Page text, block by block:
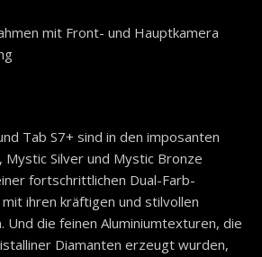
mit Front- und Hauptkamera
Tab S7+ sind in den imposanten
Mystic Silver und Mystic Bronze
fortschrittlichen Dual-Farb-
ihren kräftigen und stilvollen
Und die feinen Aluminiumtexturen, die
Diamanten erzeugt wurden,